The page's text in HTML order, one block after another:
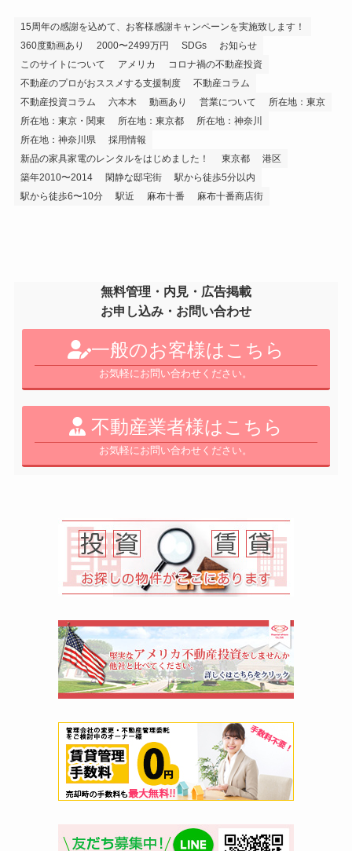
15周年の感謝を込めて、お客様感謝キャンペーンを実施致します！
360度動画あり
2000〜2499万円 SDGs
お知らせ
このサイトについて
アメリカ
コロナ禍の不動産投資
不動産のプロがおススメする支援制度
不動産コラム
不動産投資コラム
六本木 動画あり 営業について
所在地：東京
所在地：東京・関東
所在地：東京都
所在地：神奈川
所在地：神奈川県
採用情報
新品の家具家電のレンタルをはじめました！
東京都
港区
築年2010〜2014
閑静な邸宅街
駅から徒歩5分以内
駅から徒歩6〜10分
駅近 麻布十番 麻布十番商店街
無料管理・内見・広告掲載
お申し込み・お問い合わせ
一般のお客様はこちら
お気軽にお問い合わせください。
不動産業者様はこちら
お気軽にお問い合わせください。